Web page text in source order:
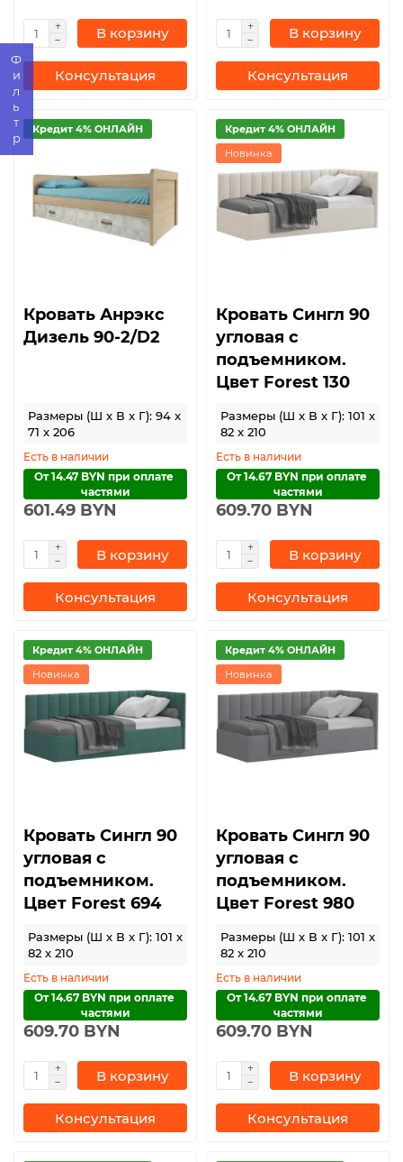
Фильтр
В корзину
Консультация
В корзину
Консультация
Кредит 4% ОНЛАЙН
Кровать Анрэкс
Дизель 90-2/D2
Размеры (Ш x В x Г): 94 x
71 x 206
Есть в наличии
От 14.47 BYN при оплате
частями
601.49 BYN
В корзину
Консультация
Кредит 4% ОНЛАЙН
Новинка
Кровать Сингл 90
угловая с
подъемником.
Цвет Forest 130
Размеры (Ш x В x Г): 101 x
82 x 210
Есть в наличии
От 14.67 BYN при оплате
частями
609.70 BYN
В корзину
Консультация
Кредит 4% ОНЛАЙН
Новинка
Кровать Сингл 90
угловая с
подъемником.
Цвет Forest 694
Размеры (Ш x В x Г): 101 x
82 x 210
Есть в наличии
От 14.67 BYN при оплате
частями
609.70 BYN
В корзину
Консультация
Кредит 4% ОНЛАЙН
Новинка
Кровать Сингл 90
угловая с
подъемником.
Цвет Forest 980
Размеры (Ш x В x Г): 101 x
82 x 210
Есть в наличии
От 14.67 BYN при оплате
частями
609.70 BYN
В корзину
Консультация